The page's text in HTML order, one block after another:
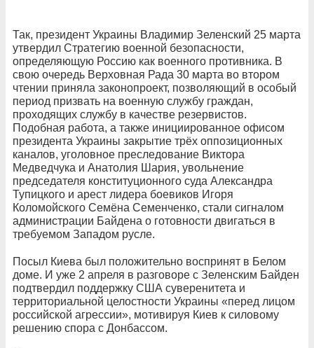
Так, президент Украины Владимир Зеленский 25 марта
утвердил Стратегию военной безопасности,
определяющую Россию как военного противника. В
свою очередь Верховная Рада 30 марта во втором
чтении приняла законопроект, позволяющий в особый
период призвать на военную службу граждан,
проходящих службу в качестве резервистов.
Подобная работа, а также инициированное офисом
президента Украины закрытие трёх оппозиционных
каналов, уголовное преследование Виктора
Медведчука и Анатолия Шария, увольнение
председателя конституционного суда Александра
Тупицкого и арест лидера боевиков Игоря
Коломойского Семёна Семенченко, стали сигналом
администрации Байдена о готовности двигаться в
требуемом Западом русле.
Посыл Киева был положительно воспринят в Белом
доме. И уже 2 апреля в разговоре с Зеленским Байден
подтвердил поддержку США суверенитета и
территориальной целостности Украины «перед лицом
российской агрессии», мотивируя Киев к силовому
решению спора с Донбассом.